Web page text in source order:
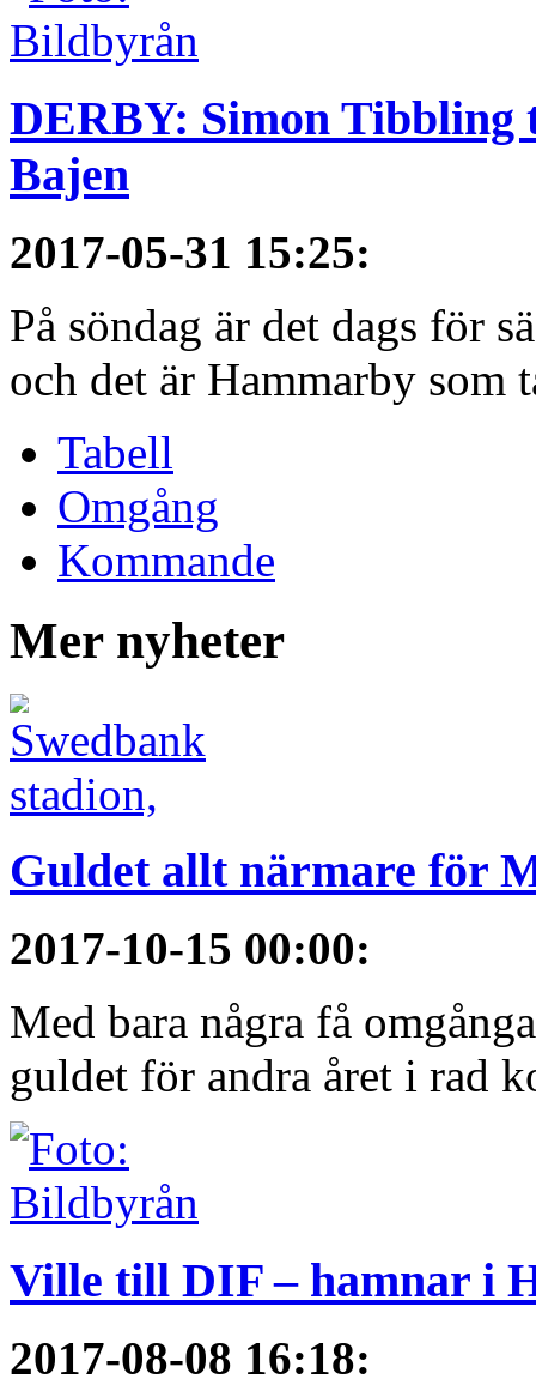
DERBY: Simon
Bajen
2017-05-31 15:25:
På söndag är det dags för
och det är Hammarby som
Tabell
Omgång
Kommande
Mer nyheter
Guldet allt närmare för
2017-10-15 00:00:
Med bara några få
guldet för andra året i rad
Ville till DIF – hamnar i
2017-08-08 16:18: